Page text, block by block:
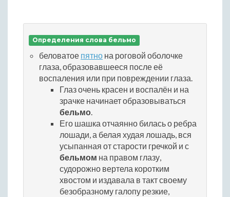
Определения слова бельмо
беловатое пятно на роговой оболочке
глаза, образовавшееся после её
воспаления или при повреждении глаза.
Глаз очень красен и воспалён и на
зрачке начинает образовываться
бельмо.
Его шашка отчаянно билась о ребра
лошади, а белая худая лошадь, вся
усыпанная от старости гречкой и с
бельмом на правом глазу,
судорожно вертела коротким
хвостом и издавала в такт своему
безобразному галопу резкие,